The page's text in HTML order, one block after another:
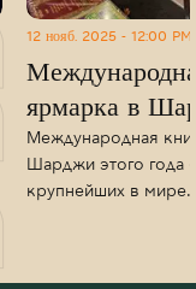
12 нояб. 2025 - 12:00 PM
ярмарка в
Международная
Шарджи этого года
крупнейших в